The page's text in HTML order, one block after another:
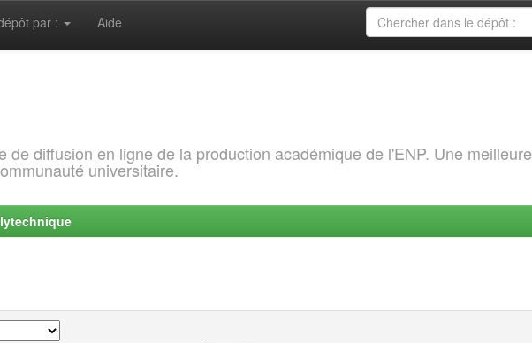
par : Aide
de diffusion en ligne de la production académique de l'ENP. Une meilleure
universitaire.